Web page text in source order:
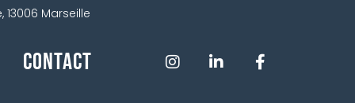
13006 Marseille
Contact